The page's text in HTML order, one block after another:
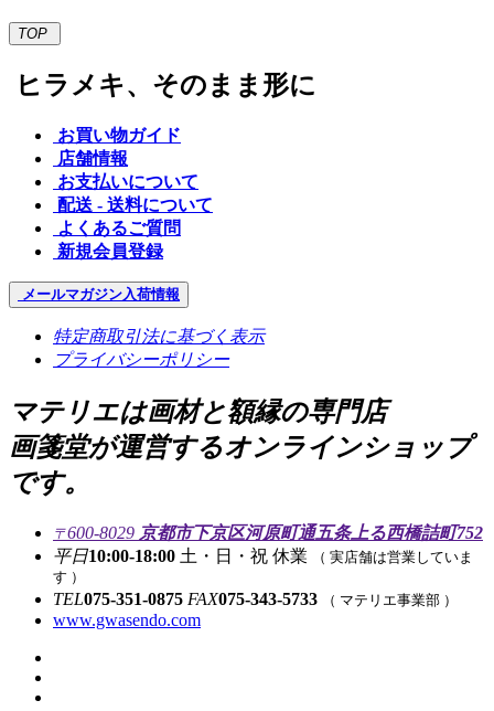
TOP
ヒラメキ、そのまま形に
お買い物ガイド
店舗情報
お支払いについて
配送 - 送料について
よくあるご質問
新規会員登録
メールマガジン入荷情報
特定商取引法に基づく表示
プライバシーポリシー
マテリエは画材と額縁の専門店
画箋堂が運営するオンラインショップ
です。
〒600-8029 京都市下京区河原町通五条上る西橋詰町752
平日10:00-18:00 土・日・祝 休業 （ 実店舗は営業していま
す ）
TEL075-351-0875 FAX075-343-5733 （ マテリエ事業部 ）
www.gwasendo.com